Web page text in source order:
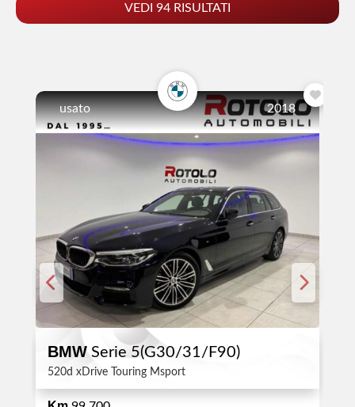
VEDI 94 RISULTATI
usato 2018
BMWSerie 5(G30/31/F90)
520d xDrive Touring Msport